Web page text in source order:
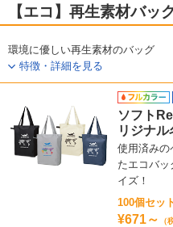
【エコ】再生素材バ
環境に優しい再生素材のバッグ
特徴・詳細を見る
ソフト
リジナル
使用済みの
たエコバ
イズ！
100個セッ
¥671～ （